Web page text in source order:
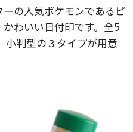
の人気ポケモンであるピ
わいい日付印です。全5
小判型の３タイプが用意